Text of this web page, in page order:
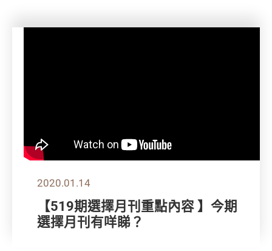
2020.01.14
【519期選擇月刊重點內容 】今期
選擇月刊有咩睇？